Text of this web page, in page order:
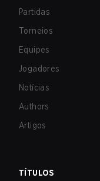
Partidas
Torneios
Equipes
Jogadores
Notícias
Authors
Artigos
TÍTULOS